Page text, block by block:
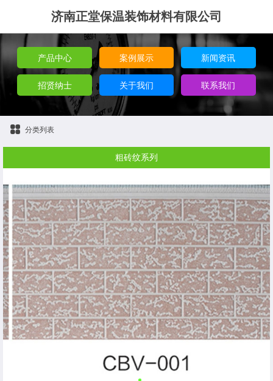
济南正堂保温装饰材料有限公司
产品中心 案例展示 新闻资讯
招贤纳士 关于我们 联系我们
分类列表
粗砖纹系列